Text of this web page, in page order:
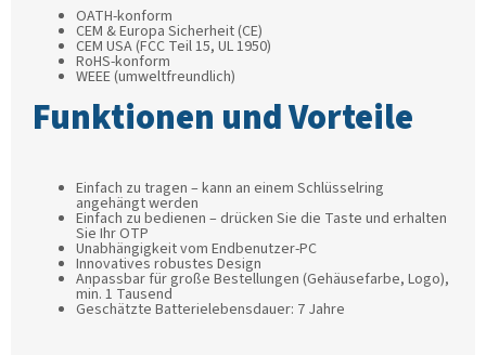
OATH-konform
CEM & Europa Sicherheit (CE)
CEM USA (FCC Teil 15, UL 1950)
RoHS-konform
WEEE (umweltfreundlich)
Funktionen und Vorteile
Einfach zu tragen – kann an einem Schlüsselring
angehängt werden
Einfach zu bedienen – drücken Sie die Taste und erhalten
Sie Ihr OTP
Unabhängigkeit vom Endbenutzer-PC
Innovatives robustes Design
Anpassbar für große Bestellungen (Gehäusefarbe, Logo),
min. 1 Tausend
Geschätzte Batterielebensdauer: 7 Jahre